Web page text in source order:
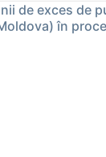
de exces de
în